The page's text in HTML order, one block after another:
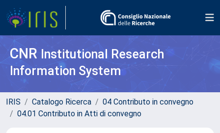
CNR Institutional Research
Information System
IRIS Catalogo Ricerca
04 Contributo in convegno
04.01 Contributo in Atti di convegno